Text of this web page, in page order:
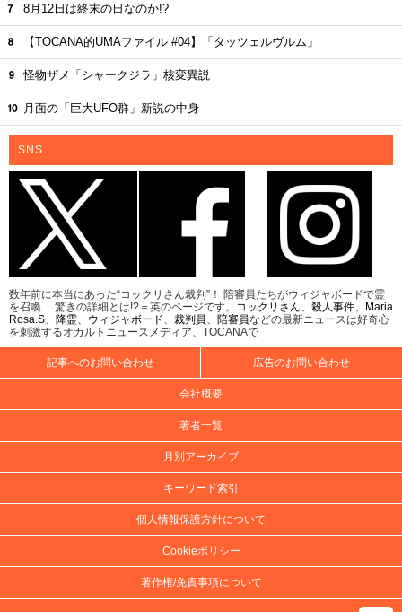
8月12日は終末の日なのか!?
【TOCANA的UMAファイル #04】「タッツェルヴルム」
怪物ザメ「シャークジラ」核変異説
月面の「巨大UFO群」新説の中身
SNS
数年前に本当にあった“コックリさん裁判”！ 陪審員たちがウィジャボードで霊
を召喚… 驚きの詳細とは!?＝英のページです。 コックリさん、 殺人事件、
Maria
Rosa.S、 降霊、 ウィジャボード、 裁判員、 陪審員などの最新ニュースは好奇心
を刺激するオカルトニュースメディア、TOCANAで
記事へのお問い合わせ 広告のお問い合わせ
会社概要
著者一覧
月別アーカイブ
キーワード索引
個人情報保護方針について
Cookieポリシー
著作権/免責事項について